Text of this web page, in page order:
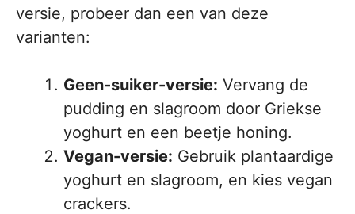
versie, probeer dan een van deze
varianten:
Geen-suiker-versie: Vervang de
pudding en slagroom door Griekse
yoghurt en een beetje honing.
Vegan-versie: Gebruik plantaardige
yoghurt en slagroom, en kies vegan
crackers.